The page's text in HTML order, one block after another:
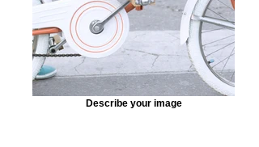
Describe your image